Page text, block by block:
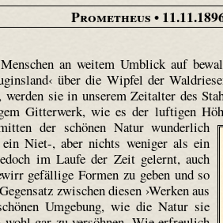
Prometheus•
an weitem Umblick auf
über die Wipfel der
sie in unserem Zeitalter des
Gitterwerk, wie es der luftigen
der schönen Natur wunderlich
Niet-, aber nichts weniger als ein
im Laufe der Zeit gelernt, auch
gefällige Formen zu geben und so
zwischen diesen ›Werken aus
Umgebung, wie die Natur sie